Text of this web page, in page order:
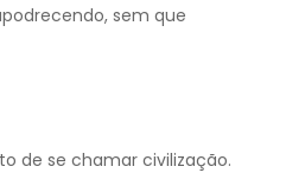
sem que
de se chamar civilização.